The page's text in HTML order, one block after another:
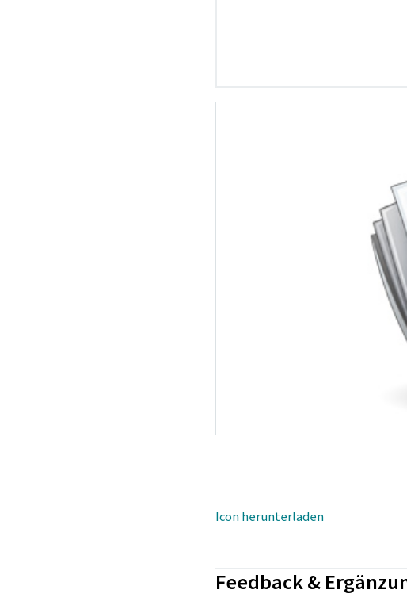
Icon herunterladen
Feedback &